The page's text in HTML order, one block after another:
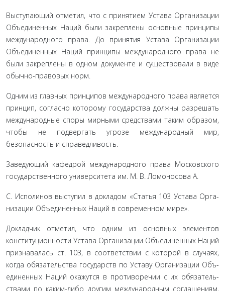
Выступающий отметил, что с принятием Устава Орга­низации
Объединенных Наций были закреплены основные принципы
международного права. До принятия Устава Ор­ганизации
Объединенных Наций принципы международного права не
были закреплены в одном документе и существовали в виде
обычно-правовых норм.
Одним из главных принципов международного права яв­ляется
принцип, согласно которому государства должны раз­решать
международные споры мирными средствами таким образом,
чтобы не подвергать угрозе международный мир,
безопасность и справедливость.
Заведующий кафедрой международного права Москов­ского
государственного университета им. М. В. Ломоносова А.
С. Исполинов выступил в докладом «Статья 103 Устава Орга­
низации Объединенных Наций в современном мире».
Докладчик отметил, что одним из основных элементов
конституционности Устава Организации Объединенных На­ций
признавалась ст. 103, в соответствии с которой в случаях,
когда обязательства государств по Уставу Организации Объ­
единенных Наций окажутся в противоречии с их обязатель­
ствами по каким-либо другим международным соглашениям,